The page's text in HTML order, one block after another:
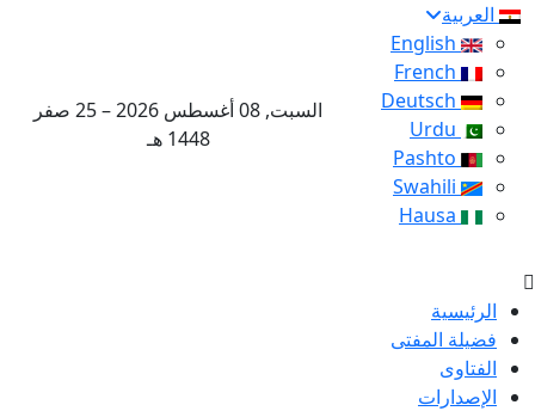
العربية
السبت, 08 أغسطس 2026 – 25 صفر
1448 هـ
الرئيسية
فضيلة المفتى
الفتاوى
الإصدارات